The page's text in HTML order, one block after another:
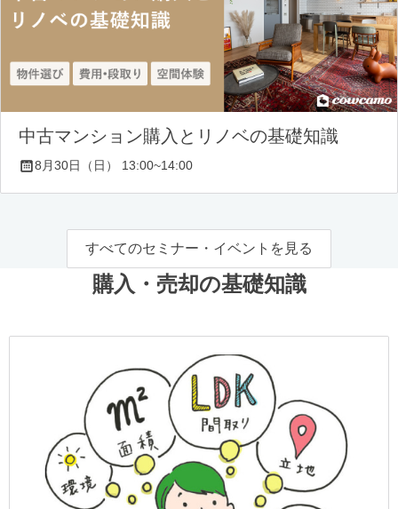
中古マンション購入とリノベの基礎知識
8月30日（日） 13:00~14:00
すべてのセミナー・イベントを見る
購入・売却の基礎知識